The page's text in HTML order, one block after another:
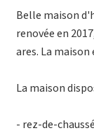
Belle maison
renovée en
ares. La
La maison
- rez-de-